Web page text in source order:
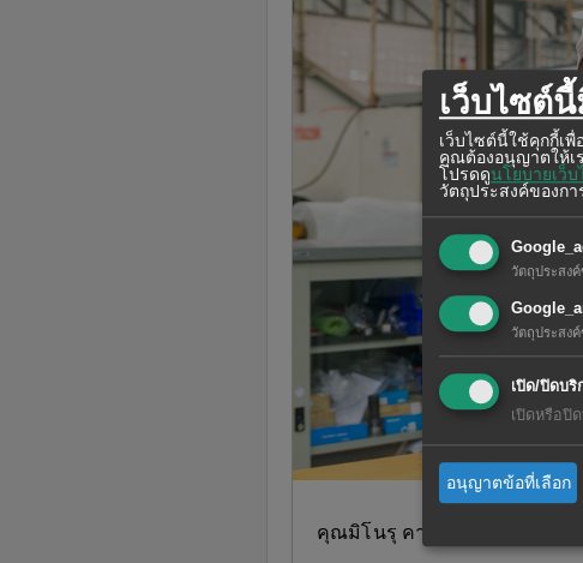
คุณมิโนรุ คากินูมะ ผู้จัดการโรง
เว็บไซต์
เว็บไซต์นี้ใช้คุกกี้เ
คุณต้องอนุญาตให้เ
โปรดดูนโยบายเว็
วัตถุประสงค์ของกา
วัตถุประสง
วัตถุประสง
เปิด/ปิดบริ
เปิดหรือปิ
อนุญาตข้อที่เลือก